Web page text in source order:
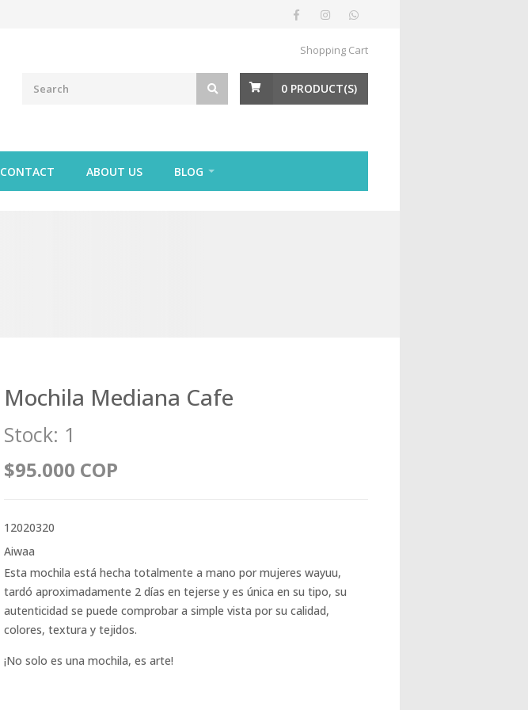
Shopping Cart
0 PRODUCT(S)
CONTACT ABOUT US BLOG
Mochila Mediana Cafe
Stock: 1
$95.000 COP
12020320
Aiwaa
Esta mochila está hecha totalmente a mano por mujeres wayuu,
tardó aproximadamente 2 días en tejerse y es única en su tipo, su
autenticidad se puede comprobar a simple vista por su calidad,
colores, textura y tejidos.
¡No solo es una mochila, es arte!